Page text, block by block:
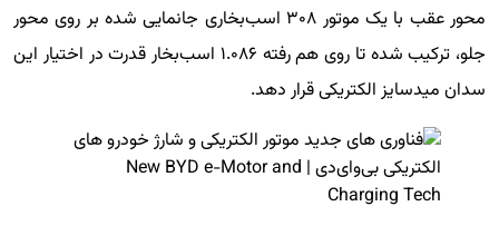
محور عقب با یک موتور ۳۰۸ اسب‌بخاری جانمایی شده بر روی محور
جلو، ترکیب شده تا روی هم رفته ۱.۰۸۶ اسب‌بخار قدرت در اختیار این
سدان میدسایز الکتریکی قرار دهد.